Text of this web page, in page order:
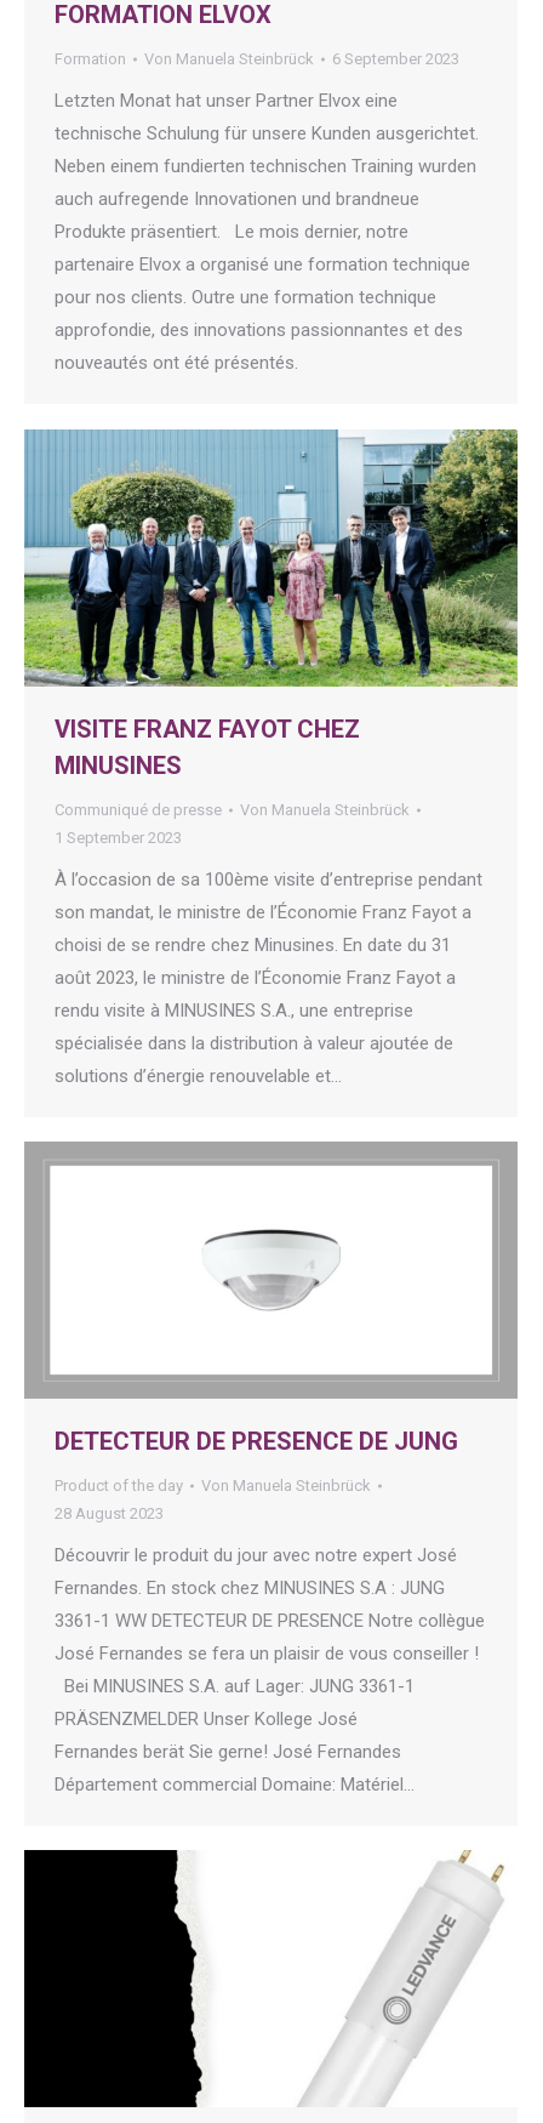
FORMATION ELVOX
Formation Von Manuela Steinbrück 6 September 2023
Letzten Monat hat unser Partner Elvox eine
technische Schulung für unsere Kunden ausgerichtet.
Neben einem fundierten technischen Training wurden
auch aufregende Innovationen und brandneue
Produkte präsentiert. Le mois dernier, notre
partenaire Elvox a organisé une formation technique
pour nos clients. Outre une formation technique
approfondie, des innovations passionnantes et des
nouveautés ont été présentés.
VISITE FRANZ FAYOT CHEZ
MINUSINES
Communiqué de presse Von Manuela Steinbrück
1 September 2023
À l’occasion de sa 100ème visite d’entreprise pendant
son mandat, le ministre de l’Économie Franz Fayot a
choisi de se rendre chez Minusines. En date du 31
août 2023, le ministre de l’Économie Franz Fayot a
rendu visite à MINUSINES S.A., une entreprise
spécialisée dans la distribution à valeur ajoutée de
solutions d’énergie renouvelable et…
DETECTEUR DE PRESENCE DE JUNG
Product of the day Von Manuela Steinbrück
28 August 2023
Découvrir le produit du jour avec notre expert José
Fernandes. En stock chez MINUSINES S.A : JUNG
3361-1 WW DETECTEUR DE PRESENCE Notre collègue
José Fernandes se fera un plaisir de vous conseiller !
Bei MINUSINES S.A. auf Lager: JUNG 3361-1
PRÄSENZMELDER Unser Kollege José
Fernandes berät Sie gerne! José Fernandes
Département commercial Domaine: Matériel…